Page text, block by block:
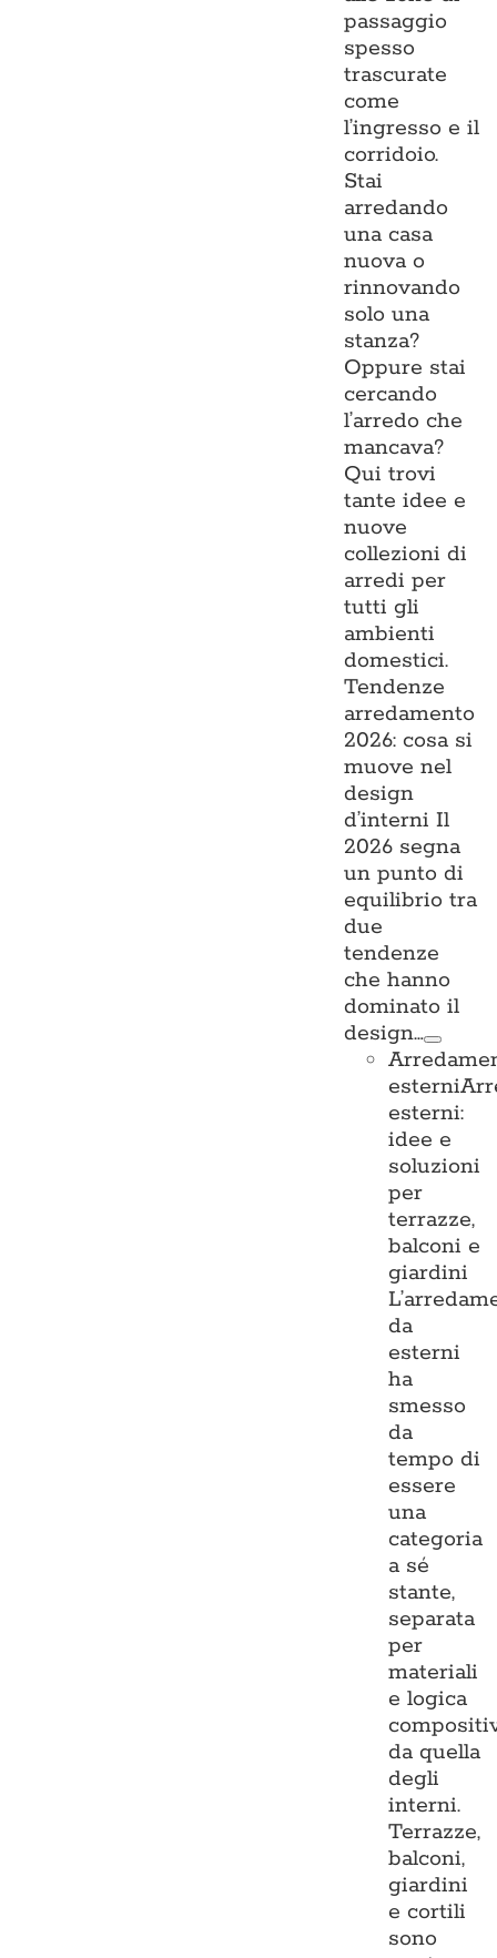
passaggio
spesso
trascurate
come
l’ingresso e il
corridoio.
Stai
arredando
una casa
nuova o
rinnovando
solo una
stanza?
Oppure stai
cercando
l’arredo che
mancava?
Qui trovi
tante idee e
nuove
collezioni di
arredi per
tutti gli
ambienti
domestici.
Tendenze
arredamento
2026: cosa si
muove nel
design
d’interni Il
2026 segna
un punto di
equilibrio tra
due
tendenze
che hanno
dominato il
design…
esterni
esterni:
idee e
soluzioni
per
terrazze,
balconi e
giardini
da
esterni
ha
smesso
da
tempo di
essere
una
categoria
a sé
stante,
separata
per
materiali
e logica
da quella
degli
interni.
Terrazze,
balconi,
giardini
e cortili
sono